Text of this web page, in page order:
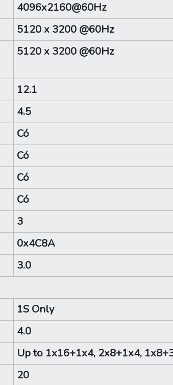
4096x2160@60Hz
5120 x 3200 @60Hz
5120 x 3200 @60Hz
12.1
4.5
Có
Có
Có
Có
3
0x4C8A
3.0
1S Only
4.0
Up to 1x16+1x4, 2x8+1x4,
20